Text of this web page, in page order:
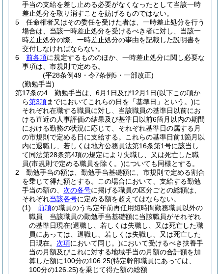
手当の支給を差し止める必要がなくなったとして当該一時
差止処分を取り消すことを妨げるものではない。
5
任命権者又はその委任を受けた者は、一時差止処分を行う
場合は、当該一時差止処分を受けるべき者に対し、当該一
時差止処分の際、一時差止処分の事由を記載した説明書を
交付しなければならない。
6
前各項に規定するもののほか、一時差止処分に関し必要な
事項は、市規則で定める。
(平28条例49・令7条例5・一部改正)
(勤勉手当)
第17条の4
勤勉手当は、6月1日及び12月1日(以下この項か
ら第3項までにおいてこれらの日を「基準日」という。)に
それぞれ在職する職員に対し、当該職員の基準日以前にお
ける直近の人事評価の結果及び基準日以前6箇月以内の期間
における勤務の状況に応じて、それぞれ基準日の属する月
の市規則で定める日に支給する。
これらの基準日前1箇月以
内に退職し、若しくは地方公務員法第16条第1号に該当し
て同法第28条第4項の規定により失職し、又は死亡した職
員(市規則で定める職員を除く。)についても同様とする。
2
勤勉手当の額は、勤勉手当基礎額に、市規則で定める割合
を乗じて得た額とする。
この場合において、支給する勤勉
手当の額の、 次の各号に掲げる職員の区分ごとの総額は、
それぞれ当該各号に定める額を超えてはならない。
(1)
前項の職員のうち定年前再任用短時間勤務職員以外の
職員 当該職員の勤勉手当基礎額に当該職員がそれぞれ
の基準日現在(退職し、若しくは失職し、又は死亡した職
員にあっては、退職し、若しくは失職し、又は死亡した
日現在。 次項において同じ。)において受けるべき扶養手
当の月額及びこれに対する地域手当の月額の合計額を加
算した額に100分の106.25(特定幹部職員にあっては、
100分の126.25)を乗じて得た額の総額